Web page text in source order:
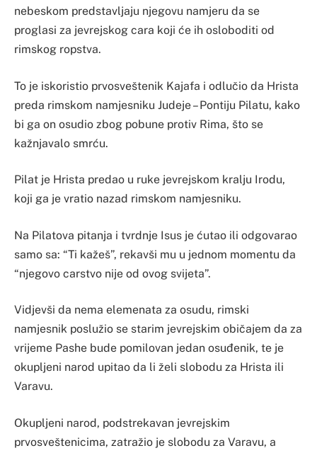
nebeskom predstavljaju njegovu namjeru da se
proglasi za jevrejskog cara koji će ih osloboditi od
rimskog ropstva.
To je iskoristio prvosveštenik Kajafa i odlučio da Hrista
preda rimskom namjesniku Judeje – Pontiju Pilatu, kako
bi ga on osudio zbog pobune protiv Rima, što se
kažnjavalo smrću.
Pilat je Hrista predao u ruke jevrejskom kralju Irodu,
koji ga je vratio nazad rimskom namjesniku.
Na Pilatova pitanja i tvrdnje Isus je ćutao ili odgovarao
samo sa: “Ti kažeš”, rekavši mu u jednom momentu da
“njegovo carstvo nije od ovog svijeta”.
Vidjevši da nema elemenata za osudu, rimski
namjesnik poslužio se starim jevrejskim običajem da za
vrijeme Pashe bude pomilovan jedan osuđenik, te je
okupljeni narod upitao da li želi slobodu za Hrista ili
Varavu.
Okupljeni narod, podstrekavan jevrejskim
prvosveštenicima, zatražio je slobodu za Varavu, a